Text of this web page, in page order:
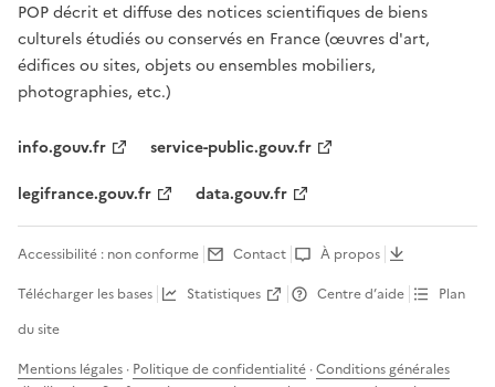
POP décrit et diffuse des notices scientifiques de biens
culturels étudiés ou conservés en France (œuvres d'art,
édifices ou sites, objets ou ensembles mobiliers,
photographies, etc.)
info.gouv.fr
service-public.gouv.fr
legifrance.gouv.fr
data.gouv.fr
Accessibilité : non conforme Contact
À propos
Télécharger les bases
Statistiques Centre d’aide
Plan
du site
Mentions légales · Politique de confidentialité ·Conditions générales